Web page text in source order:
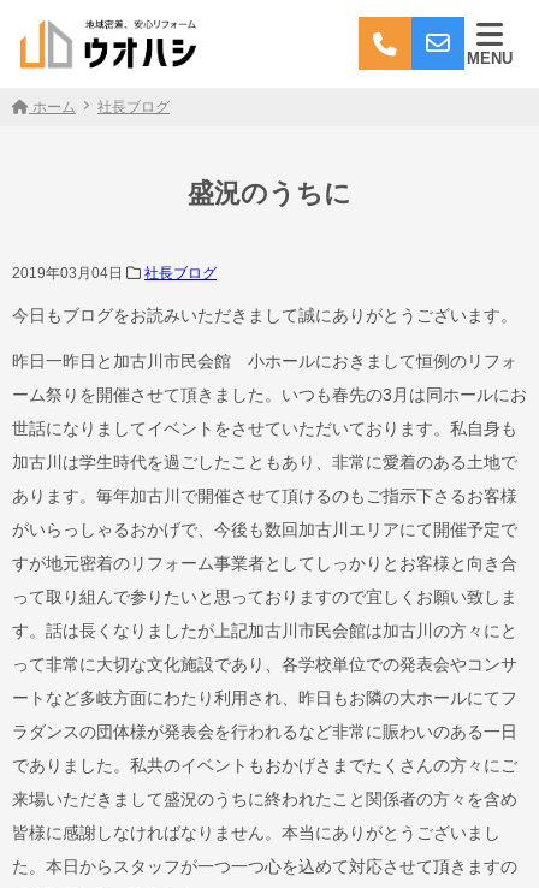
MENU
ホーム 社長ブログ
盛況のうちに
2019年03月04日 社長ブログ
今日もブログをお読みいただきまして誠にありがとうございます。
昨日一昨日と加古川市民会館 小ホールにおきまして恒例のリフォ
ーム祭りを開催させて頂きました。いつも春先の3月は同ホールにお
世話になりましてイベントをさせていただいております。私自身も
加古川は学生時代を過ごしたこともあり、非常に愛着のある土地で
あります。毎年加古川で開催させて頂けるのもご指示下さるお客様
がいらっしゃるおかげで、今後も数回加古川エリアにて開催予定で
すが地元密着のリフォーム事業者としてしっかりとお客様と向き合
って取り組んで参りたいと思っておりますので宜しくお願い致しま
す。話は長くなりましたが上記加古川市民会館は加古川の方々にと
って非常に大切な文化施設であり、各学校単位での発表会やコンサ
ートなど多岐方面にわたり利用され、昨日もお隣の大ホールにてフ
ラダンスの団体様が発表会を行われるなど非常に賑わいのある一日
でありました。私共のイベントもおかげさまでたくさんの方々にご
来場いただきまして盛況のうちに終われたこと関係者の方々を含め
皆様に感謝しなければなりません。本当にありがとうございまし
た。本日からスタッフが一つ一つ心を込めて対応させて頂きますの